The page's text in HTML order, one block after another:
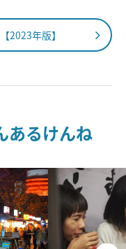
2023年版】
あるけんね